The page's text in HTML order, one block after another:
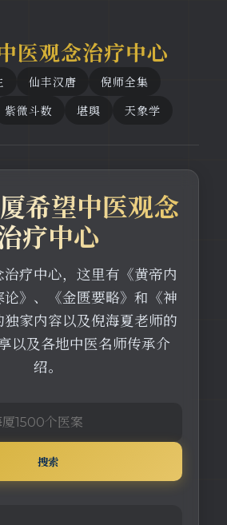
医观念治疗中心
仙丰汉唐
倪师全集
紫微斗数 堪舆 天象学
希望中医观念
疗中心
治疗中心，这里有《黄帝内
》、《金匮要略》和《神
独家内容以及倪海夏老师的
以及各地中医名师传承介
绍。
搜索